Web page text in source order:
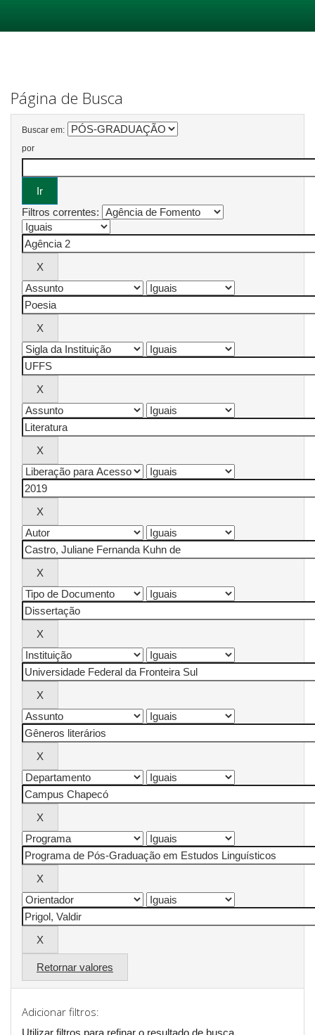
Página de Busca
Buscar em:
por
Filtros correntes:
Retornar valores
Adicionar filtros:
Utilizar filtros para refinar o resultado de busca.